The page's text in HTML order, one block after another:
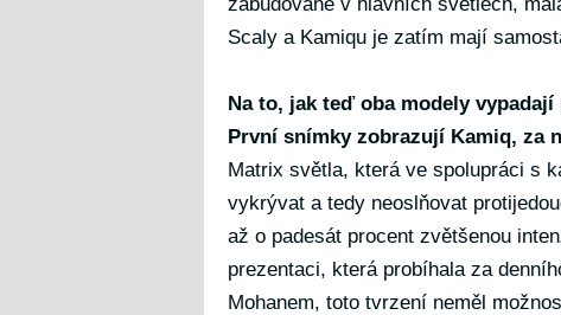
Scaly a Kamiqu je zatím mají
Na to, jak teď oba modely
První snímky zobrazují Kamiq, za
Matrix světla, která ve spolupráci s
vykrývat a tedy neoslňovat
až o padesát procent zvětšenou
prezentaci, která probíhala za
Mohanem, toto tvrzení neměl